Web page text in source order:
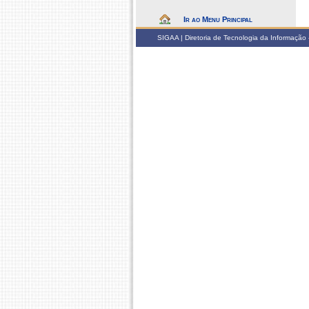
Ir ao Menu Principal
SIGAA | Diretoria de Tecnologia da